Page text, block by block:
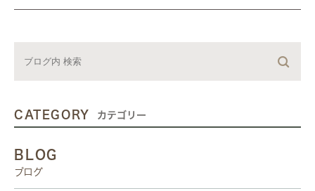
CATEGORY カテゴリー
BLOG
ブログ